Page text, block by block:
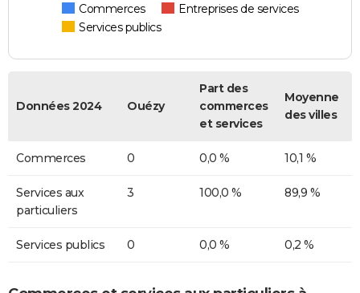
Commerces
Entreprises de services
Services publics
Données 2024 Ouézy
Part des
commerces
et services
Moyenne
des villes
Commerces 0 0,0 % 10,1 %
Services aux
particuliers
3 100,0 % 89,9 %
Services publics 0 0,0 % 0,2 %